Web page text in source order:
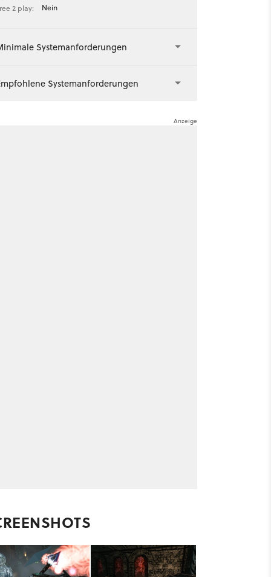
2 play:
Nein
Systemanforderungen
Systemanforderungen